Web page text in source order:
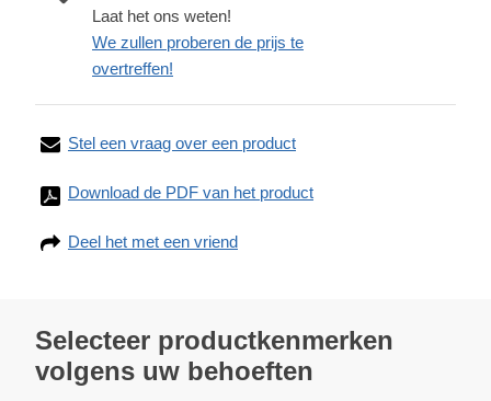
Laat het ons weten!
We zullen proberen de prijs te
overtreffen!
Stel een vraag over een product
Download de PDF van het product
Deel het met een vriend
Selecteer productkenmerken
volgens uw behoeften